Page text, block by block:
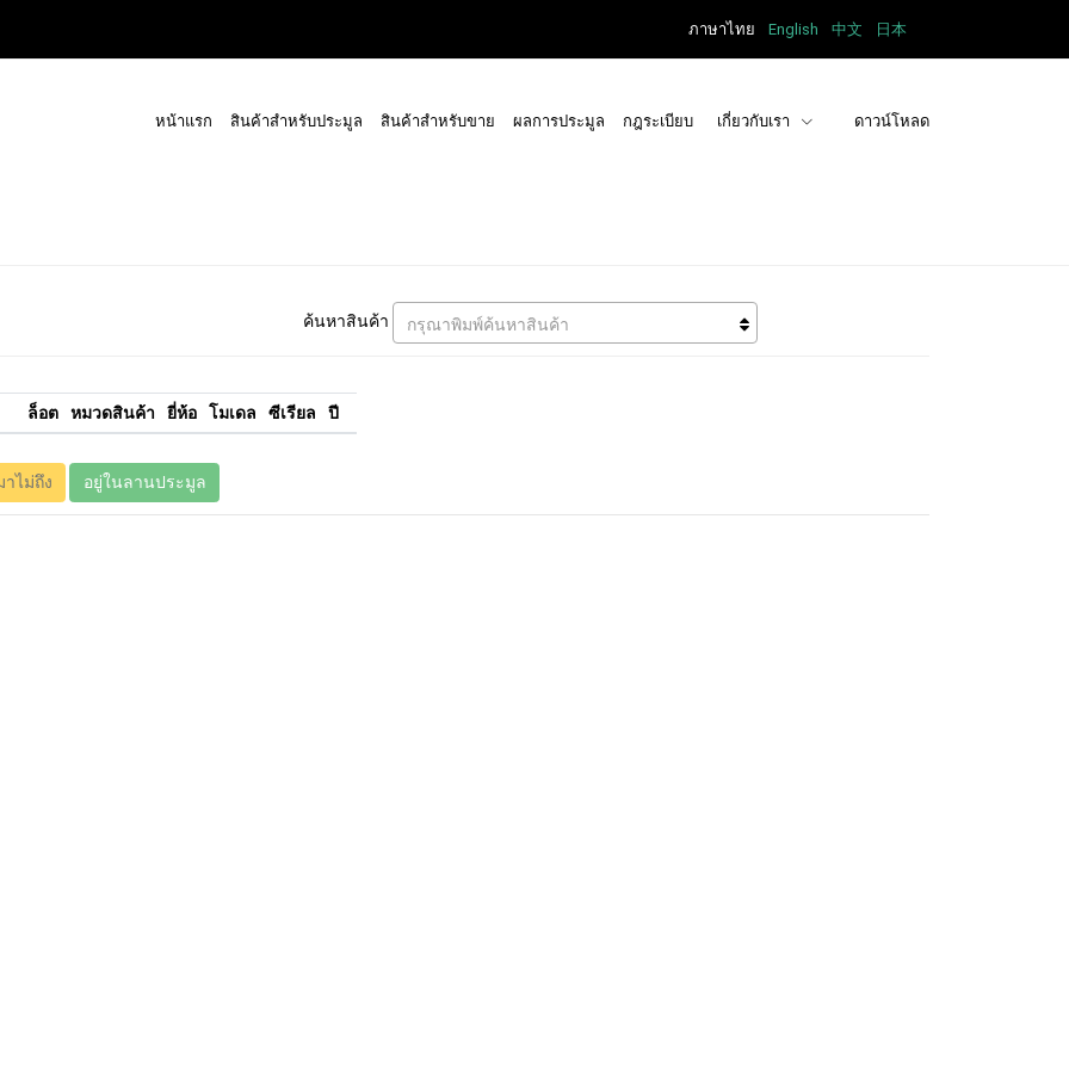
ภาษาไทย English 中文 日本
หน้าแรก สินค้าสำหรับประมูล สินค้าสำหรับขาย ผลการประมูล กฎระเบียบ เกี่ยวกับเรา ดาวน์โหลด
ค้นหาสินค้า กรุณาพิมพ์ค้นหาสินค้า
ล็อต หมวดสินค้า ยี่ห้อ โมเดล ซีเรียล ปี
าไม่ถึง อยู่ในลานประมูล